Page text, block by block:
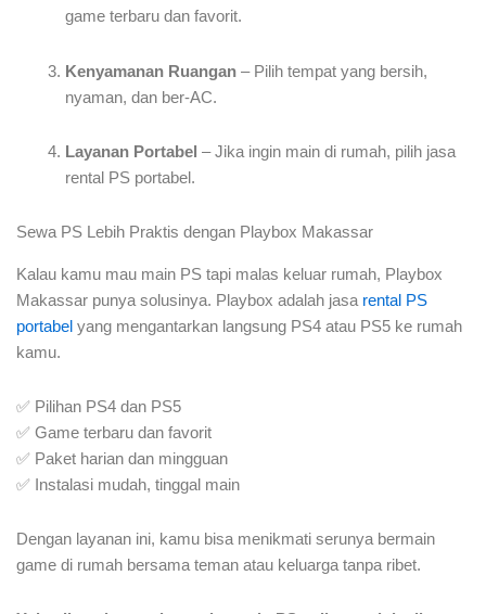
game terbaru dan favorit.
Kenyamanan Ruangan – Pilih tempat yang bersih,
nyaman, dan ber-AC.
Layanan Portabel – Jika ingin main di rumah, pilih jasa
rental PS portabel.
Sewa PS Lebih Praktis dengan Playbox Makassar
Kalau kamu mau main PS tapi malas keluar rumah, Playbox
Makassar punya solusinya. Playbox adalah jasa rental PS
portabel yang mengantarkan langsung PS4 atau PS5 ke rumah
kamu.
✅ Pilihan PS4 dan PS5
✅ Game terbaru dan favorit
✅ Paket harian dan mingguan
✅ Instalasi mudah, tinggal main
Dengan layanan ini, kamu bisa menikmati serunya bermain
game di rumah bersama teman atau keluarga tanpa ribet.